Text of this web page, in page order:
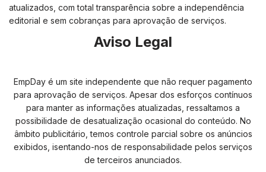
atualizados, com total transparência sobre a independência
editorial e sem cobranças para aprovação de serviços.
Aviso Legal
EmpDay é um site independente que não requer pagamento
para aprovação de serviços. Apesar dos esforços contínuos
para manter as informações atualizadas, ressaltamos a
possibilidade de desatualização ocasional do conteúdo. No
âmbito publicitário, temos controle parcial sobre os anúncios
exibidos, isentando-nos de responsabilidade pelos serviços
de terceiros anunciados.